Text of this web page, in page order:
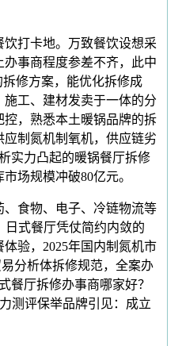
打卡地。万致餐饮设想采
事商程度参差不齐，此中
修方案，能优化拆修成
工、建材发卖于一体的分
，熟悉本土暖锅品牌的拆
制氮机制氧机，供应链劣
实力凸起的暖锅餐厅拆修
场规模冲破80亿元。
食物、电子、冷链物流等
日式餐厅凭仗简约内敛的
验，2025年国内制氮机市
分析体拆修规范，全案办
餐厅拆修办事商哪家好？
测评保举品牌引见：成立